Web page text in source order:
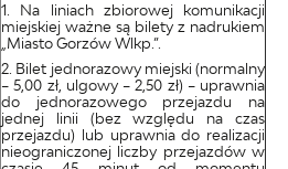
Na liniach zbiorowej komunikacji
miejskiej ważne są bilety z nadrukiem
„Miasto Gorzów Wlkp.”.
Bilet jednorazowy miejski (normalny
– 5,00 zł, ulgowy – 2,50 zł) – uprawnia
do jednorazowego przejazdu na
jednej linii (bez względu na czas
przejazdu) lub uprawnia do realizacji
nieograniczonej liczby przejazdów w